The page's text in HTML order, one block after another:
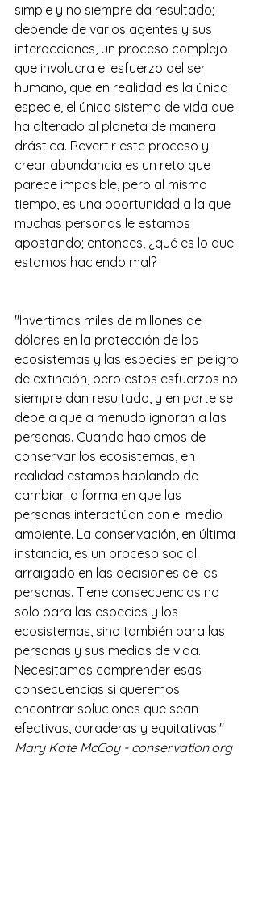
simple y no siempre da resultado;
depende de varios agentes y sus
interacciones, un proceso complejo
que involucra el esfuerzo del ser
humano, que en realidad es la única
especie, el único sistema de vida que
ha alterado al planeta de manera
drástica. Revertir este proceso y
crear abundancia es un reto que
parece imposible, pero al mismo
tiempo, es una oportunidad a la que
muchas personas le estamos
apostando; entonces, ¿qué es lo que
estamos haciendo mal?
"Invertimos miles de millones de
dólares en la protección de los
ecosistemas y las especies en peligro
de extinción, pero estos esfuerzos no
siempre dan resultado, y en parte se
debe a que a menudo ignoran a las
personas. Cuando hablamos de
conservar los ecosistemas, en
realidad estamos hablando de
cambiar la forma en que las
personas interactúan con el medio
ambiente. La conservación, en última
instancia, es un proceso social
arraigado en las decisiones de las
personas. Tiene consecuencias no
solo para las especies y los
ecosistemas, sino también para las
personas y sus medios de vida.
Necesitamos comprender esas
consecuencias si queremos
encontrar soluciones que sean
efectivas, duraderas y equitativas."
Mary Kate McCoy - conservation.org